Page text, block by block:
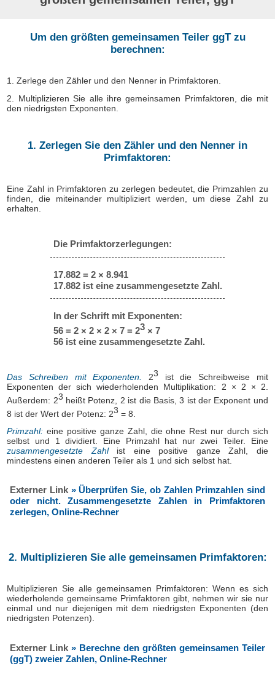
Um den größten gemeinsamen Teiler ggT zu
berechnen:
1. Zerlege den Zähler und den Nenner in Primfaktoren.
2. Multiplizieren Sie alle ihre gemeinsamen Primfaktoren, die mit
den niedrigsten Exponenten.
1. Zerlegen Sie den Zähler und den Nenner in
Primfaktoren:
Eine Zahl in Primfaktoren zu zerlegen bedeutet, die Primzahlen zu
finden, die miteinander multipliziert werden, um diese Zahl zu
erhalten.
Die Primfaktorzerlegungen:
17.882 = 2 × 8.941
17.882 ist eine zusammengesetzte Zahl.
In der Schrift mit Exponenten:
56 = 2 × 2 × 2 × 7 = 23× 7
56 ist eine zusammengesetzte Zahl.
Das Schreiben mit Exponenten. 23 ist die Schreibweise mit
Exponenten der sich wiederholenden Multiplikation: 2 × 2 × 2.
Außerdem: 23 heißt Potenz, 2 ist die Basis, 3 ist der Exponent und
8 ist der Wert der Potenz: 23 = 8.
Primzahl: eine positive ganze Zahl, die ohne Rest nur durch sich
selbst und 1 dividiert. Eine Primzahl hat nur zwei Teiler. Eine
zusammengesetzte Zahlist eine positive ganze Zahl, die
mindestens einen anderen Teiler als 1 und sich selbst hat.
Externer Link » Überprüfen Sie, ob Zahlen Primzahlen sind
oder nicht. Zusammengesetzte Zahlen in Primfaktoren
zerlegen, Online-Rechner
2. Multiplizieren Sie alle gemeinsamen Primfaktoren:
Multiplizieren Sie alle gemeinsamen Primfaktoren: Wenn es sich
wiederholende gemeinsame Primfaktoren gibt, nehmen wir sie nur
einmal und nur diejenigen mit dem niedrigsten Exponenten (den
niedrigsten Potenzen).
Externer Link» Berechne den größten gemeinsamen Teiler
(ggT) zweier Zahlen, Online-Rechner